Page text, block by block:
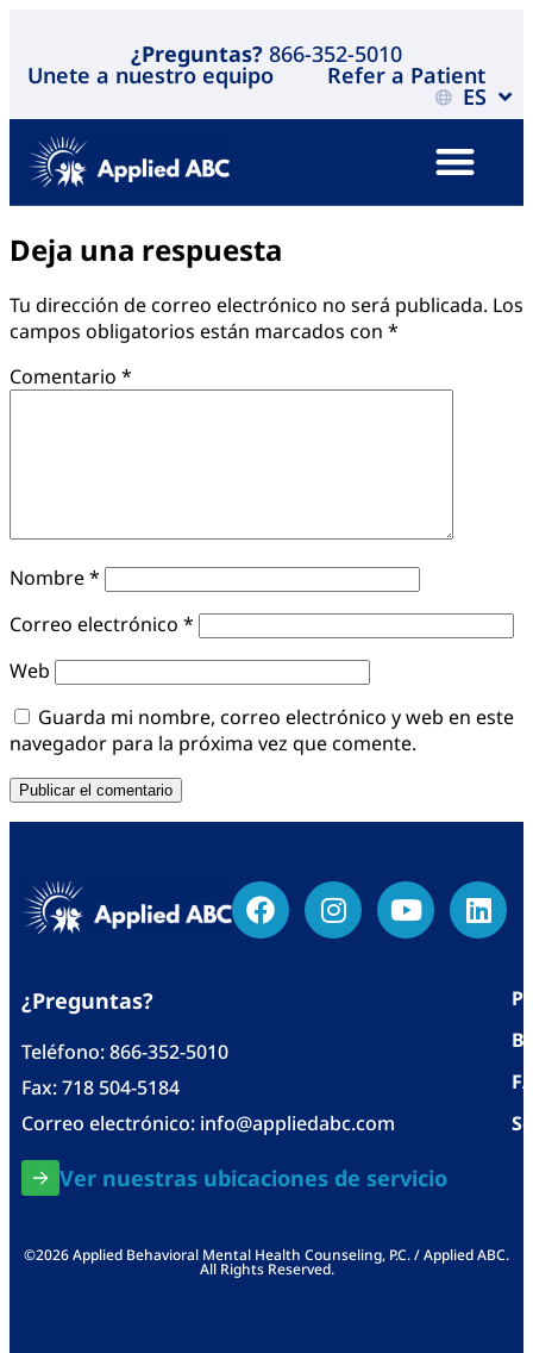
¿Preguntas? 866-352-5010
Unete a nuestro equipo Refer a Patient
ES
Deja una respuesta
Tu dirección de correo electrónico no será publicada. Los
campos obligatorios están marcados con *
Comentario *
Nombre*
Correo electrónico *
Web
Guarda mi nombre, correo electrónico y web en este
navegador para la próxima vez que comente.
¿Preguntas?
Teléfono:866-352-5010
Fax: 718 504-5184
Correo electrónico: info@appliedabc.com
Ver nuestras ubicaciones de servicio
©2026 Applied Behavioral Mental Health Counseling, P.C. / Applied ABC.
All Rights Reserved.